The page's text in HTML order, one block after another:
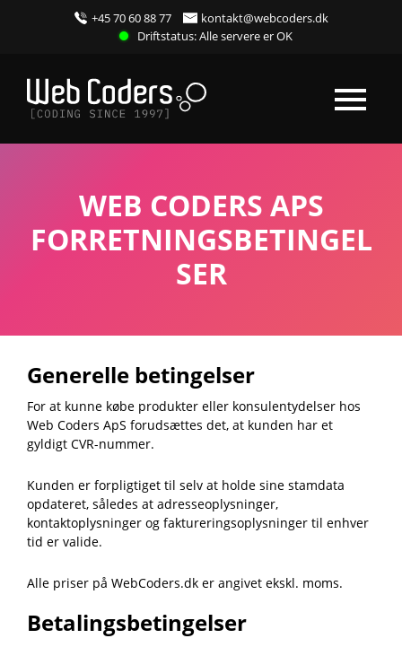
+45 70 60 88 77
kontakt@webcoders.dk
Driftstatus: Alle servere er OK
WEB CODERS APS
FORRETNINGSBETINGEL
SER
Generelle betingelser
For at kunne købe produkter eller konsulentydelser hos
Web Coders ApS forudsættes det, at kunden har et
gyldigt CVR-nummer.
Kunden er forpligtiget til selv at holde sine stamdata
opdateret, således at adresseoplysninger,
kontaktoplysninger og faktureringsoplysninger til enhver
tid er valide.
Alle priser på WebCoders.dk er angivet ekskl. moms.
Betalingsbetingelser